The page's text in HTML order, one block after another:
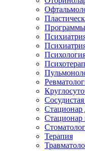
Программы
Стационар
Стационар
Терапия